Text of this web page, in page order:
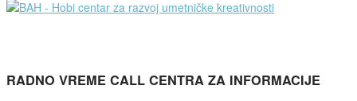
RADNO VREME CALL CENTRA ZA INFORMACIJE